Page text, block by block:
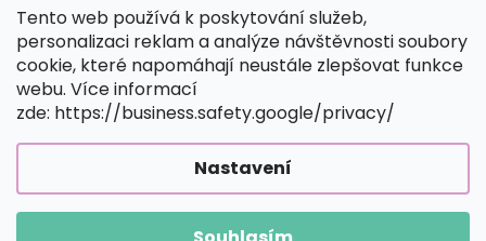
Tento web používá k poskytování služeb,
personalizaci reklam a analýze návštěvnosti soubory
cookie, které napomáhají neustále zlepšovat funkce
webu. Více informací
zde: https://business.safety.google/privacy/
Nastavení
Velká Británie
Rakousko
SPOLEHLIVÉ MOŽNOSTI DOPRAVY
BEZPEČNÉ MOŽNOSTI PLATBY
Vymalujsisam.cz. Všechna práva vyhrazena.